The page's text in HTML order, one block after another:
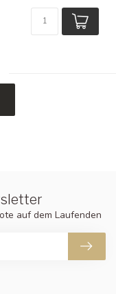
auf dem Laufenden